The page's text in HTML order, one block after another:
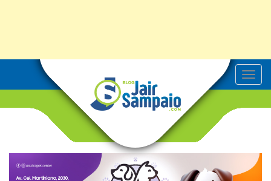
T
o
v
g